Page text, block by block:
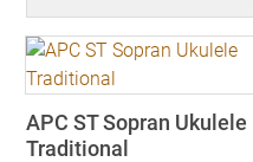
APC ST Sopran Ukulele
Traditional